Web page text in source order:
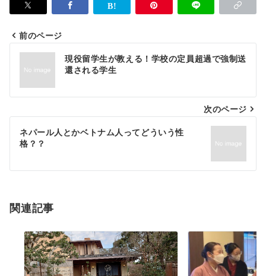
前のページ
現役留学生が教える！学校の定員超過で強制送
還される学生
次のページ
ネパール人とかベトナム人ってどういう性
格？？
関連記事